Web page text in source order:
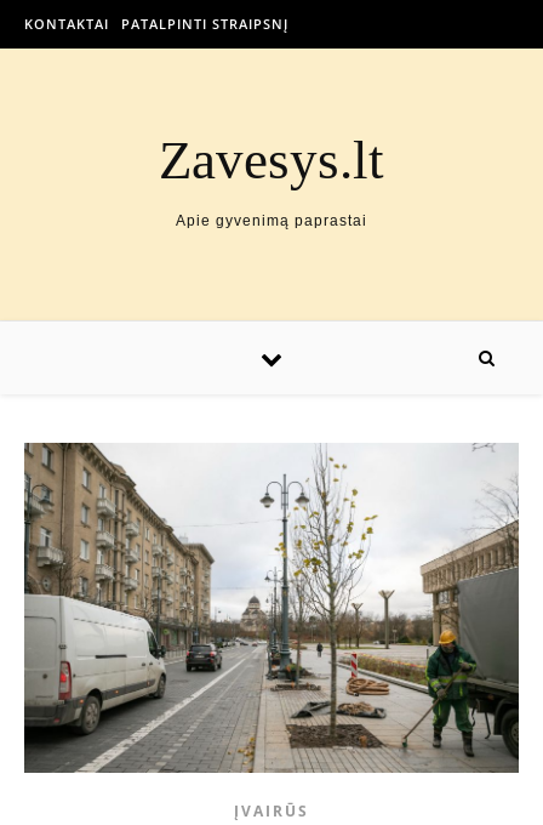
KONTAKTAI PATALPINTI STRAIPSNĮ
Zavesys.lt
Apie gyvenimą paprastai
ĮVAIRŪS